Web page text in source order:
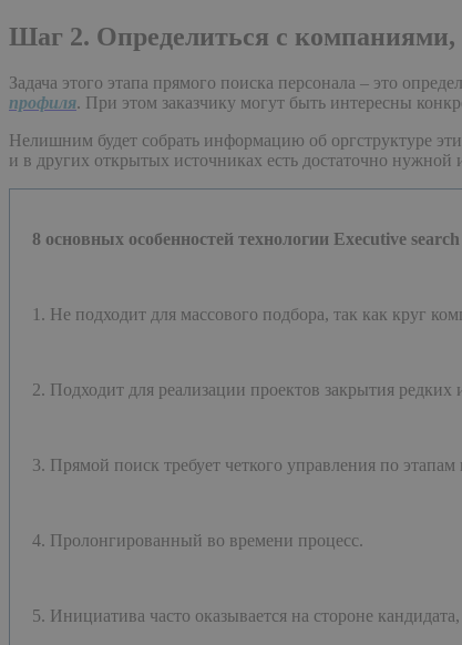
Шаг 2. Определиться с компаниями,
Задача этого этапа прямого поиска персонала – это
профиля. При этом заказчику могут быть интересны
Нелишним будет собрать информацию об оргструктуре
и в других открытых источниках есть достаточно
8 основных особенностей технологии Executive search
1. Не подходит для массового подбора, так как круг
2. Подходит для реализации проектов закрытия
3. Прямой поиск требует четкого управления по
4. Пролонгированный во времени процесс.
5. Инициатива часто оказывается на стороне